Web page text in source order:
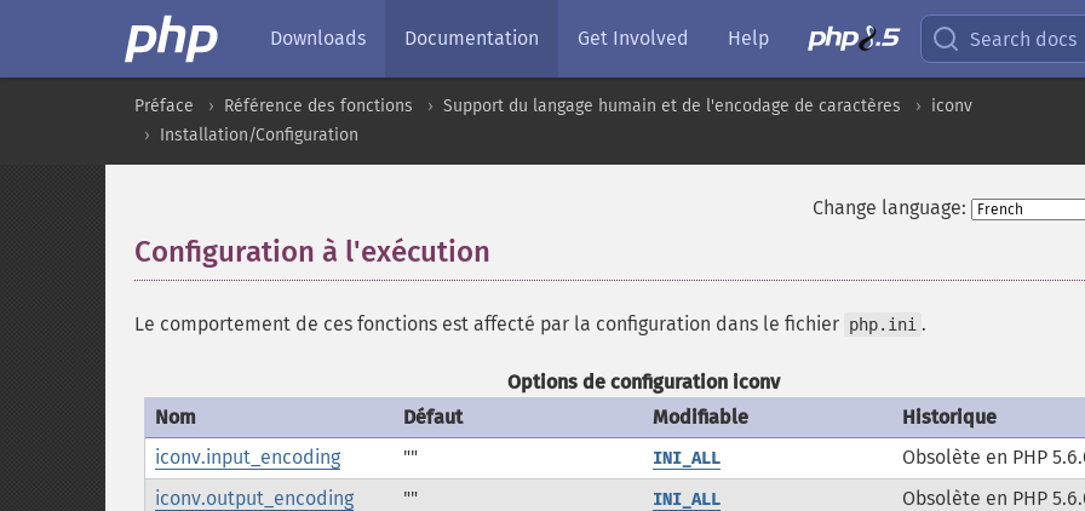
Downloads Documentation Get Involved Help Search docs
Préface Référence des fonctions Support du langage humain et de l'encodage de caractères
iconv
Installation/Configuration
Change language:
Configuration à l'exécution
Le comportement de ces fonctions est affecté par la configuration dans le fichier php.ini .
Options de configuration iconv
Nom
Défaut Modifiable
Historique
iconv.input_encoding
"" INI_ALL
Obsolète en PHP
iconv.output_encoding
"" INI_ALL
Obsolète en PHP